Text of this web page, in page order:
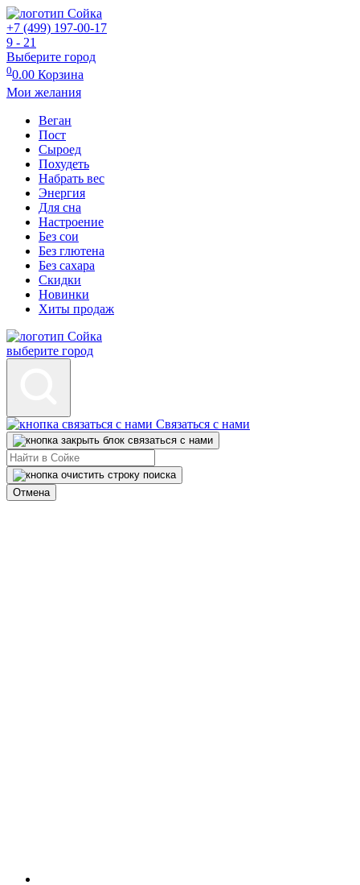
+7 (499) 197-00-17
9 - 21
Выберите город
00.00 Корзина
Мои желания
Веган
Пост
Сыроед
Похудеть
Набрать вес
Энергия
Для сна
Настроение
Без сои
Без глютена
Без сахара
Скидки
Новинки
Хиты продаж
выберите город
Связаться с нами
Отмена